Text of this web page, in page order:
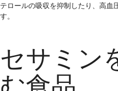
テロールの吸収を抑制したり、高血
す。
セサミン